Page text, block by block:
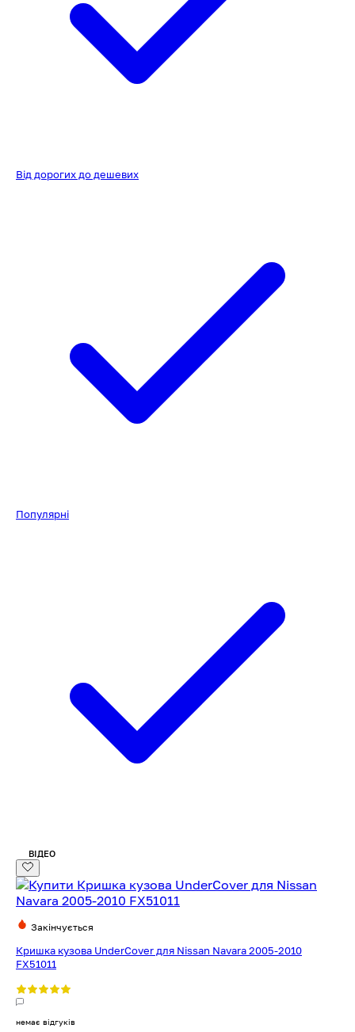
Від дорогих до дешевих
Популярні
ВІДЕО
Закінчується
Кришка кузова UnderCover для Nissan Navara 2005-2010
FX51011
немає відгуків